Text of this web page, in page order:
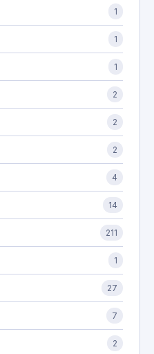
1
1
1
2
2
2
4
14
211
1
27
7
2